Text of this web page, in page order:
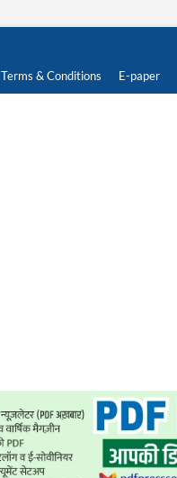
Terms & Conditions E-paper